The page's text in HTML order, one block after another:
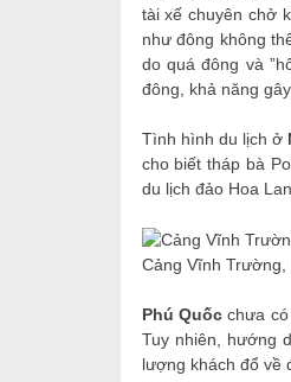
tài xế chuyên chở
như đông không
do quá đông và
đông, khả năng
Tình hình du lịch ở
cho biết tháp bà
du lịch đảo Hoa
Cảng Vĩnh Trường,
Phú Quốcchưa
Tuy nhiên, hướng
lượng khách đổ về